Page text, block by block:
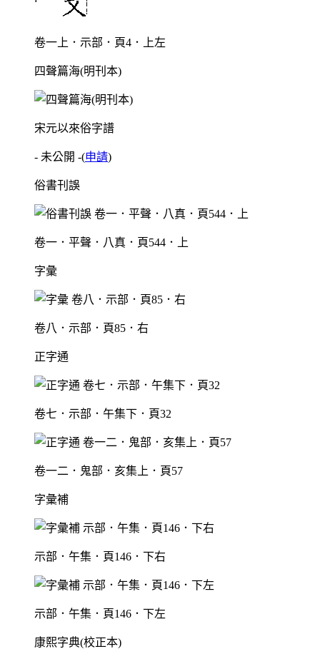
卷一上．示部．頁4．上左
四聲篇海(明刊本)
宋元以來俗字譜
- 未公開 -(申請)
俗書刊誤
卷一．平聲．八真．頁544．上
字彙
卷八．示部．頁85．右
正字通
卷七．示部．午集下．頁32
卷一二．鬼部．亥集上．頁57
字彙補
示部．午集．頁146．下右
示部．午集．頁146．下左
康熙字典(校正本)